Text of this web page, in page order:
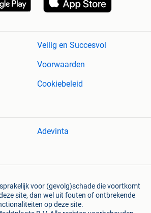
Veilig en Succesvol
Voorwaarden
Cookiebeleid
Adevinta
voor (gevolg)schade die voortkomt
site, dan wel uit fouten of ontbrekende
op deze site.